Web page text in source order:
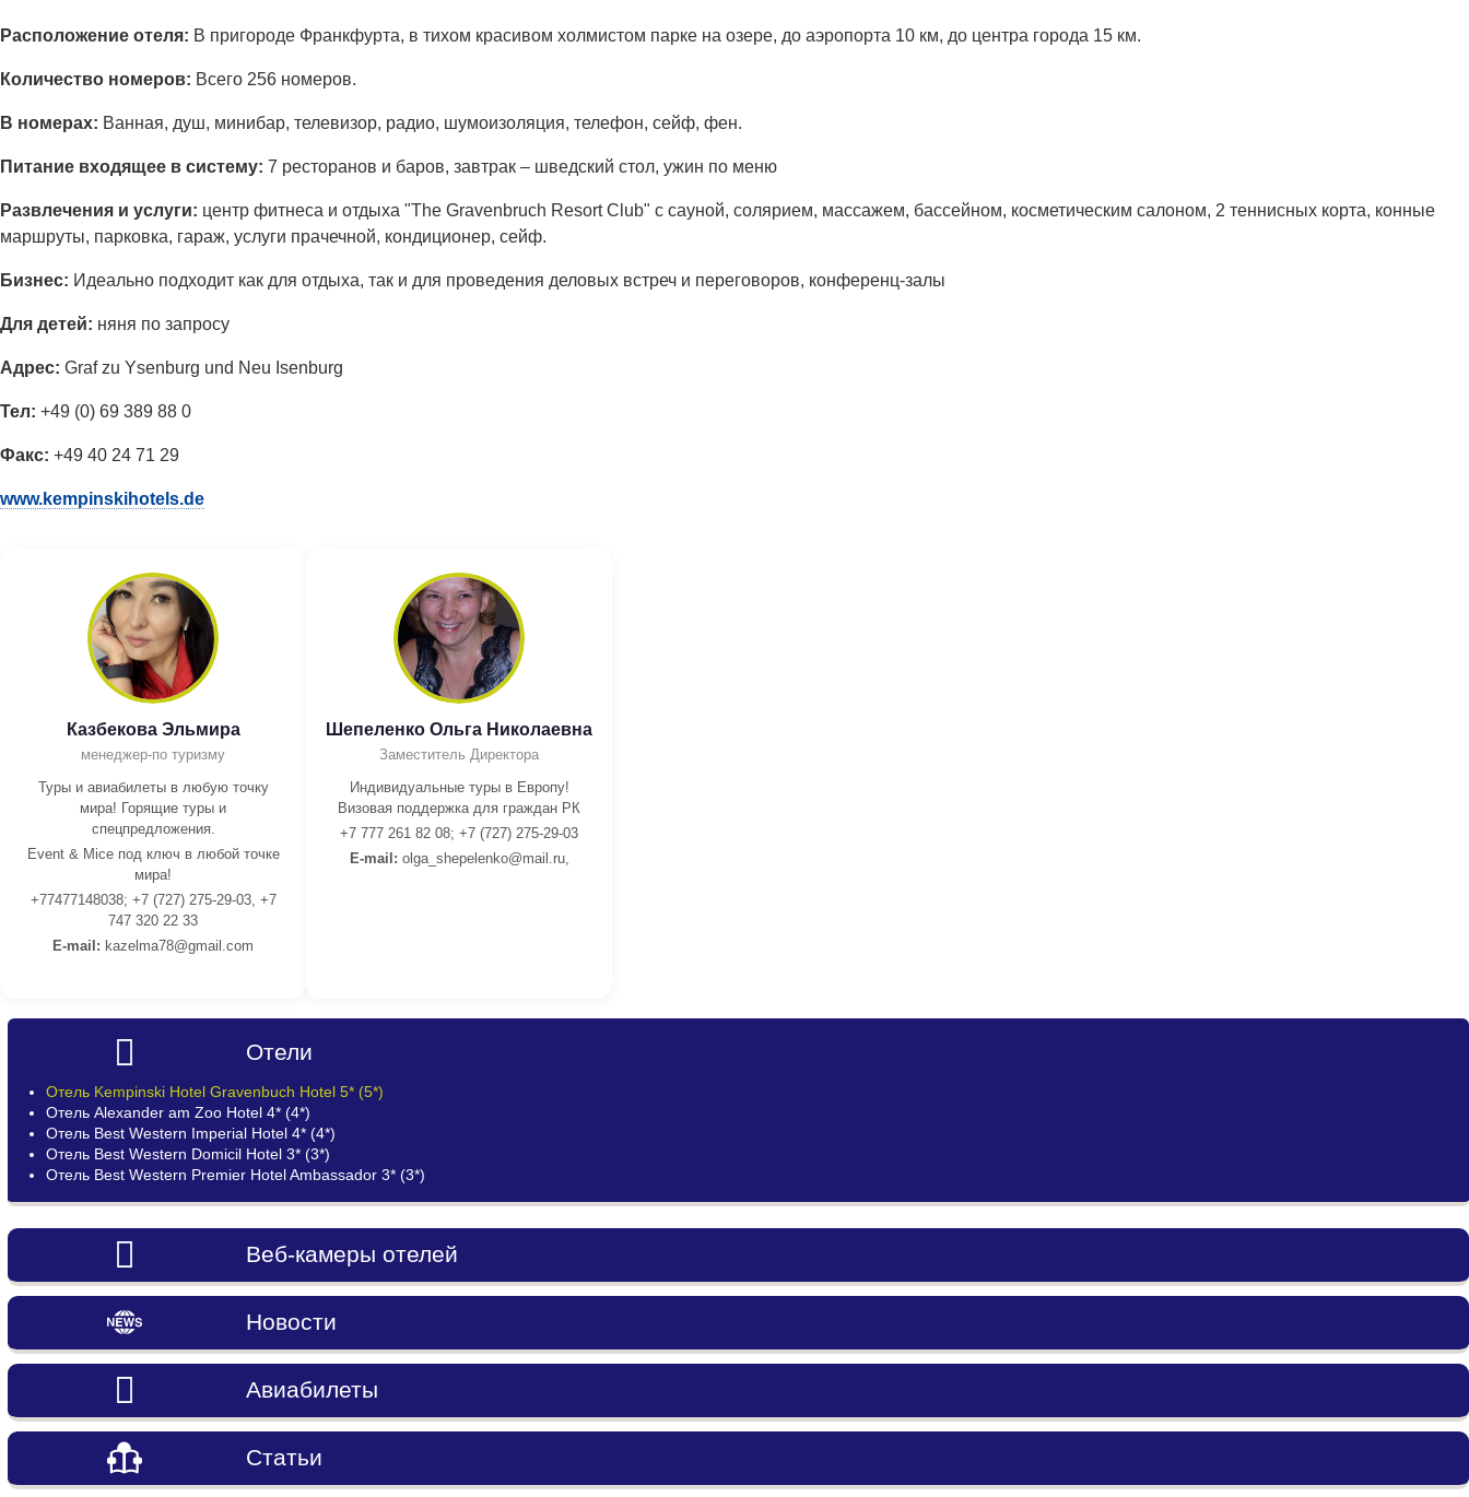
Расположение отеля: В пригороде Франкфурта, в тихом красивом холмистом парке на озере, до аэропорта 10 км, до центра города 15 км.
Количество номеров: Всего 256 номеров.
В номерах: Ванная, душ, минибар, телевизор, радио, шумоизоляция, телефон, сейф, фен.
Питание входящее в систему: 7 ресторанов и баров, завтрак – шведский стол, ужин по меню
Развлечения и услуги: центр фитнеса и отдыха "The Gravenbruch Resort Club" с сауной, солярием, массажем, бассейном, косметическим салоном, 2 теннисных корта, конные
маршруты, парковка, гараж, услуги прачечной, кондиционер, сейф.
Бизнес: Идеально подходит как для отдыха, так и для проведения деловых встреч и переговоров, конференц-залы
Для детей: няня по запросу
Адрес: Graf zu Ysenburg und Neu Isenburg
Тел: +49 (0) 69 389 88 0
Факс: +49 40 24 71 29
www.kempinskihotels.de
Казбекова Эльмира
менеджер-по туризму
Туры и авиабилеты в любую точку
мира! Горящие туры и
спецпредложения.
Event & Mice под ключ в любой точке
мира!
+77477148038; +7 (727) 275-29-03, +7
747 320 22 33
E-mail: kazelma78@gmail.com
Шепеленко Ольга Николаевна
Заместитель Директора
Индивидуальные туры в Европу!
Визовая поддержка для граждан РК
+7 777 261 82 08; +7 (727) 275-29-03
E-mail: olga_shepelenko@mail.ru,
Отели
Отель Kempinski Hotel Gravenbuch Hotel 5* (5*)
Отель Alexander am Zoo Hotel 4* (4*)
Отель Best Western Imperial Hotel 4* (4*)
Отель Best Western Domicil Hotel 3* (3*)
Отель Best Western Premier Hotel Ambassador 3* (3*)
Веб-камеры отелей
Новости
Авиабилеты
Статьи